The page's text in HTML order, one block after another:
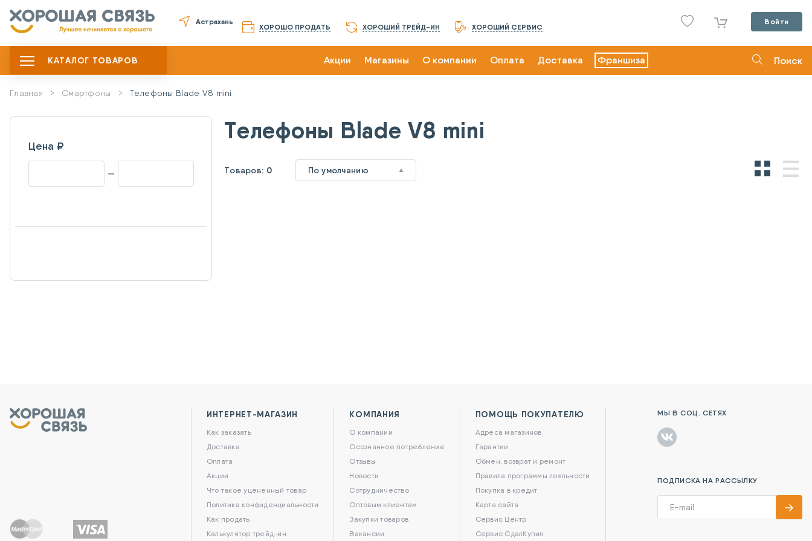
Астрахань
ХОРОШО ПРОДАТЬ ХОРОШИЙ ТРЕЙД-ИН ХОРОШИЙ СЕРВИС
Войти
КАТАЛОГ ТОВАРОВ Акции Магазины О компании Оплата Доставка Франшиза Поиск
Главная Смартфоны Телефоны Blade V8 mini
Цена ₽
Телефоны Blade V8 mini
Товаров: 0 По умолчанию
ИНТЕРНЕТ-МАГАЗИН
Как заказать
Доставка
Оплата
Акции
Что такое уцененный товар
Политика конфиденциальности
Как продать
Калькулятор трейд-ин
КОМПАНИЯ
О компании
Осознанное потребление
Отзывы
Новости
Сотрудничество
Оптовым клиентам
Закупки товаров
Вакансии
ПОМОЩЬ ПОКУПАТЕЛЮ
Адреса магазинов
Гарантии
Обмен, возврат и ремонт
Правила программы лояльности
Покупка в кредит
Карта сайта
Сервис Центр
Сервис СдалКупил
МЫ В СОЦ. СЕТЯХ
ПОДПИСКА НА РАССЫЛКУ